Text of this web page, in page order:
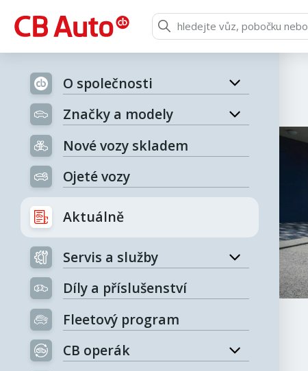
O společnosti
Značky a modely
Nové vozy skladem
Ojeté vozy
Aktuálně
Servis a služby
Díly a příslušenství
Fleetový program
CB operák